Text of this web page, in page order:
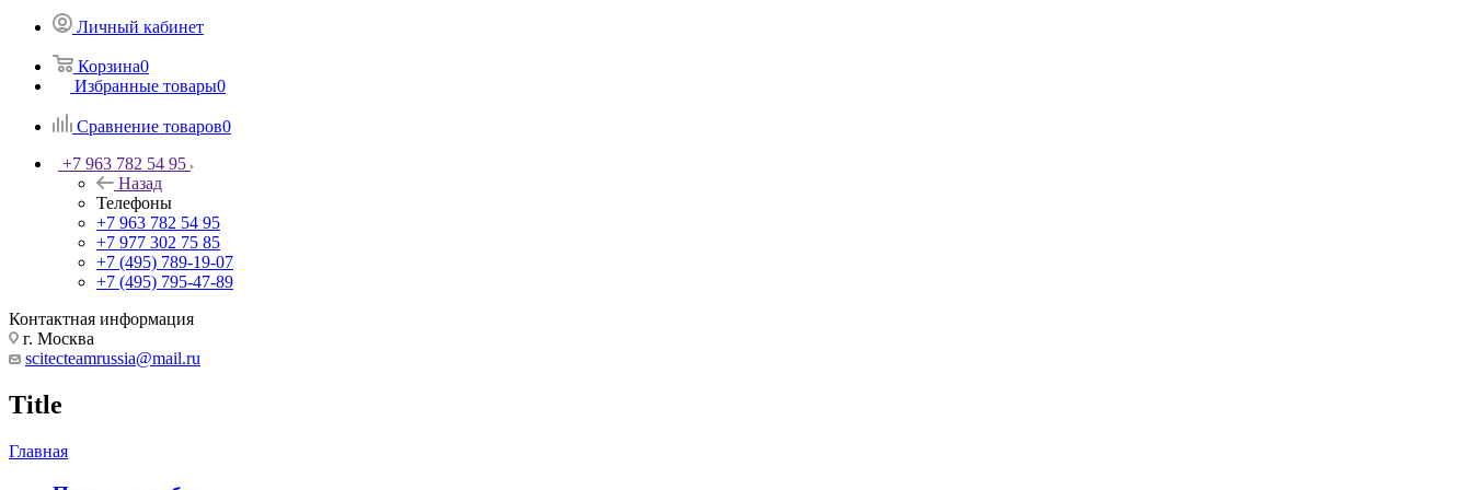
Личный кабинет
Корзина0
Избранные товары0
Сравнение товаров0
+7 963 782 54 95
Назад
Телефоны
+7 963 782 54 95
+7 977 302 75 85
+7 (495) 789-19-07
+7 (495) 795-47-89
Контактная информация
г. Москва
scitecteamrussia@mail.ru
Title
Главная